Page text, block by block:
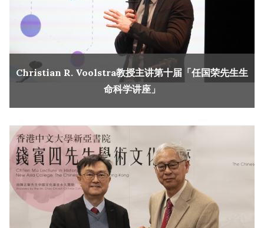
Christian R. Voolstra教授主讲第十届「任国荣先生生
命科学讲座」